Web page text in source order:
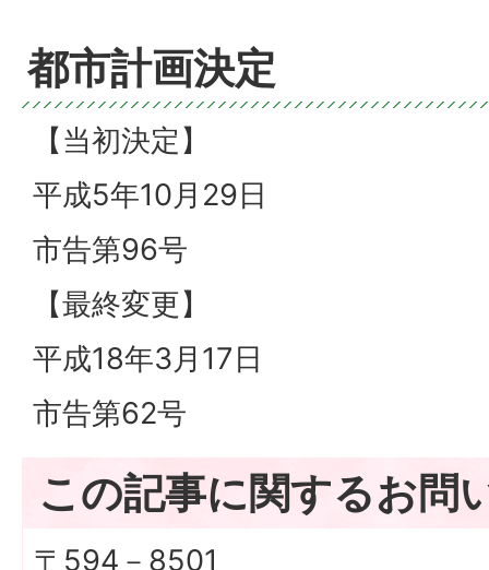
都市計画決定
【当初決定】
平成5年10月29日
市告第96号
【最終変更】
平成18年3月17日
市告第62号
この記事に関するお問
〒594－8501